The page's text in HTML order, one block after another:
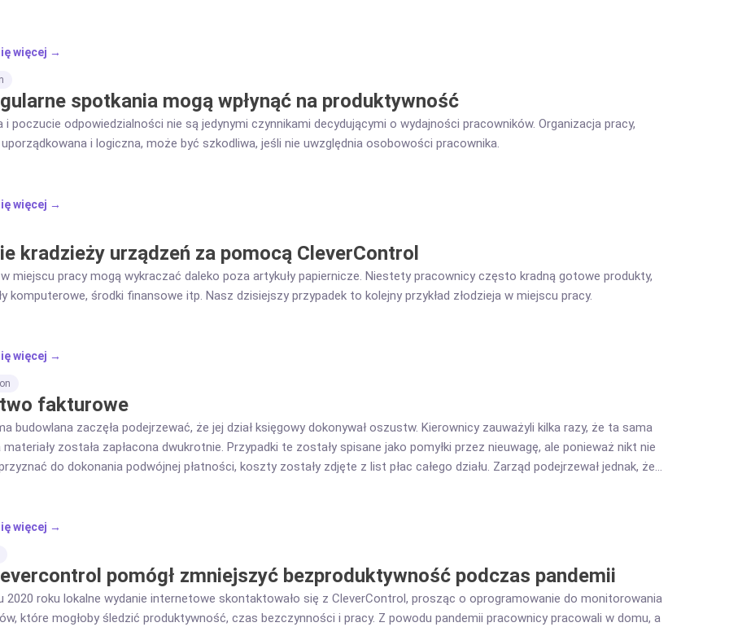
więcej →
spotkania mogą wpłynąć na produktywność
i poczucie odpowiedzialności nie są jedynymi czynnikami decydującymi o wydajności pracowników. Organizacja pracy,
i logiczna, może być szkodliwa, jeśli nie uwzględnia osobowości pracownika.
więcej →
kradzieży urządzeń za pomocą CleverControl
miejscu pracy mogą wykraczać daleko poza artykuły papiernicze. Niestety pracownicy często kradną gotowe produkty,
komputerowe, środki finansowe itp. Nasz dzisiejszy przypadek to kolejny przykład złodzieja w miejscu pracy.
więcej →
fakturowe
budowlana zaczęła podejrzewać, że jej dział księgowy dokonywał oszustw. Kierownicy zauważyli kilka razy, że ta sama
została zapłacona dwukrotnie. Przypadki te zostały spisane jako pomyłki przez nieuwagę, ale ponieważ nikt nie
do dokonania podwójnej płatności, koszty zostały zdjęte z list płac całego działu. Zarząd podejrzewał jednak, że
więcej →
pomógł zmniejszyć bezproduktywność podczas pandemii
2020 roku lokalne wydanie internetowe skontaktowało się z CleverControl, prosząc o oprogramowanie do monitorowania
które mogłoby śledzić produktywność, czas bezczynności i pracy. Z powodu pandemii pracownicy pracowali w domu, a